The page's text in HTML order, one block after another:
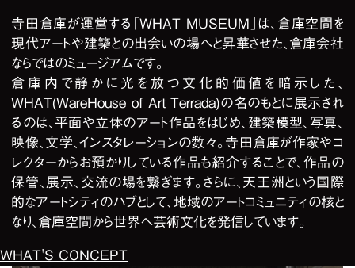
寺田倉庫が運営する「WHAT MUSEUM」は、倉庫空間を
現代アートや建築との出会いの場へと昇華させた、倉庫会社
ならではのミュージアムです。
倉庫内で静かに光を放つ文化的価値を暗示した、
WHAT(WareHouse of Art Terrada)の名のもとに展示され
るのは、平面や立体のアート作品をはじめ、建築模型、写真、
映像、文学、インスタレーションの数々。寺田倉庫が作家やコ
レクターからお預かりしている作品も紹介することで、作品の
保管、展示、交流の場を繋ぎます。さらに、天王洲という国際
的なアートシティのハブとして、地域のアートコミュニティの核と
なり、倉庫空間から世界へ芸術文化を発信しています。
WHAT'S CONCEPT